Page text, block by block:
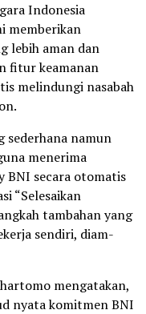
Indonesia
memberikan
lebih aman dan
fitur keamanan
melindungi nasabah
sederhana namun
menerima
BNI secara otomatis
“Selesaikan
tambahan yang
sendiri, diam-
mengatakan,
nyata komitmen BNI